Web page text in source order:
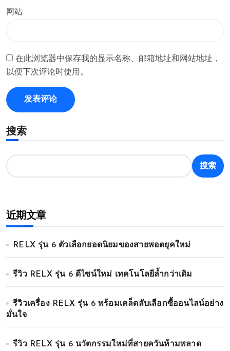
网站
在此浏览器中保存我的显示名称、邮箱地址和网站地址，
以便下次评论时使用。
搜索
搜索
近期文章
RELX รุ่น 6 ตัวเลือกยอดนิยมของสายพอตยุคใหม่
รีวิว RELX รุ่น 6 ดีไซน์ใหม่ เทคโนโลยีล้ำกว่าเดิม
รีวิวเครื่อง RELX รุ่น 6 พร้อมเคล็ดลับเลือกซื้ออนไลน์อย่าง
มั่นใจ
รีวิว RELX รุ่น 6 นวัตกรรมใหม่ที่สายควันห้ามพลาด